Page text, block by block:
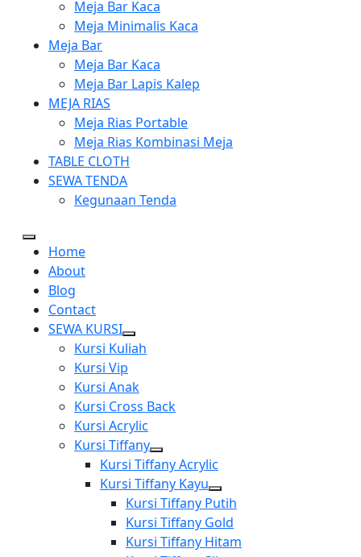
Meja Bar Kaca
Meja Minimalis Kaca
Meja Bar
Meja Bar Kaca
Meja Bar Lapis Kalep
MEJA RIAS
Meja Rias Portable
Meja Rias Kombinasi Meja
TABLE CLOTH
SEWA TENDA
Kegunaan Tenda
Home
About
Blog
Contact
SEWA KURSI
Show
menu
Kursi Kuliah
Kursi Vip
Kursi Anak
Kursi Cross Back
Kursi Acrylic
Kursi Tiffany
Show
sub
menu
Kursi Tiffany Acrylic
Kursi Tiffany Kayu
Show
sub
menu
Kursi Tiffany Putih
Kursi Tiffany Gold
Kursi Tiffany Hitam